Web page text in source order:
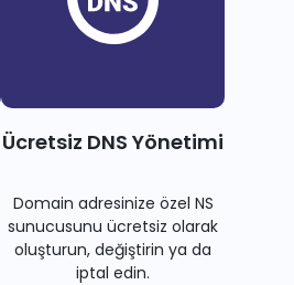
Ücretsiz DNS Yönetimi
Domain adresinize özel NS
sunucusunu ücretsiz olarak
oluşturun, değiştirin ya da
iptal edin.